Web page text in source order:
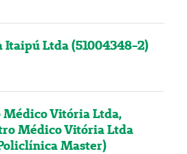
Ltda (51004348-2)
Médico Vitória Ltda,
Médico Vitória Ltda
Master)